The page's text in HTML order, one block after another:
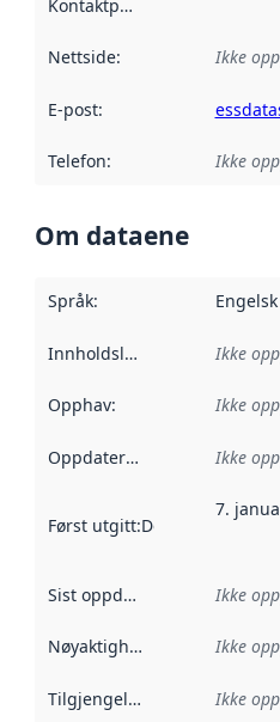
Kontaktpunkt
Nettside: Ikke
E-post:
Telefon: Ikke
Om dataene
Språk: Engelsk
Innholdsleverandører :
Ikke
Opphav: Ikke
Oppdateringsfrekvens :
Ikke
Først utgitt:Denne datoen
7.
Sist oppdatert Ikke
Nøyaktighet Ikke
Tilgjengelighet Ikke